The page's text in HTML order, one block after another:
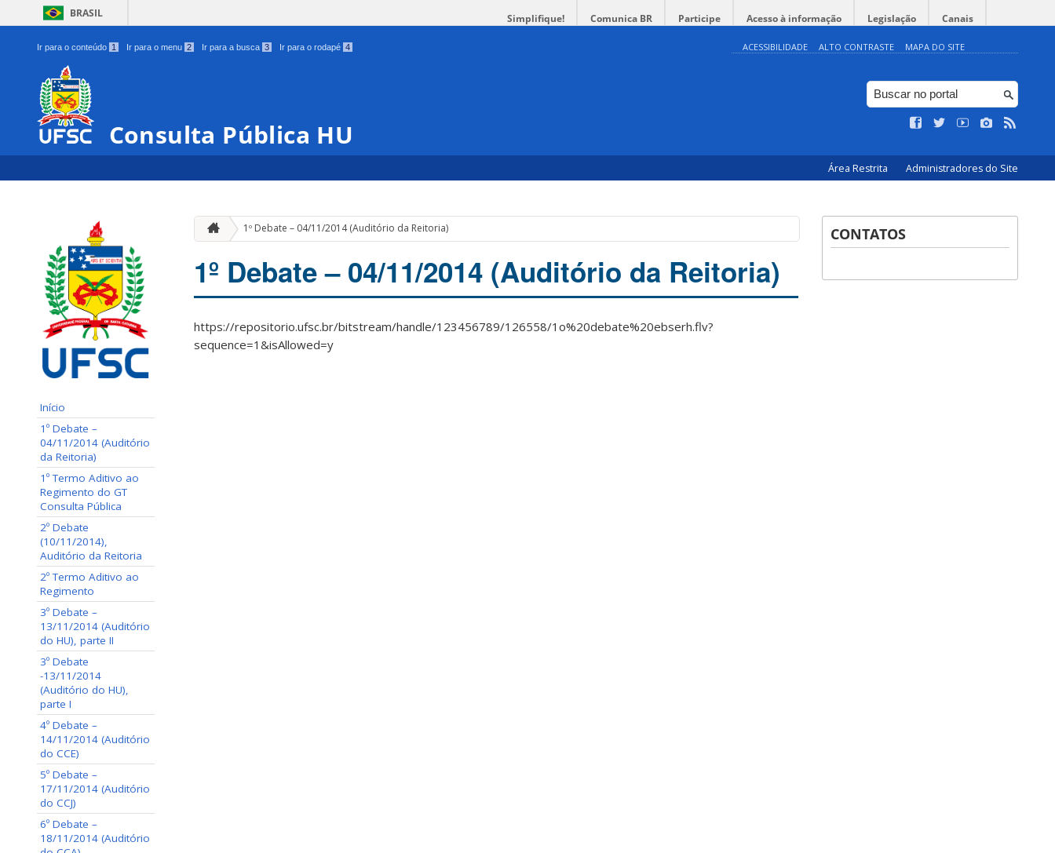
BRASIL Simplifique! Comunica BR Participe Acesso à informação Legislação Canais
Ir para o conteúdo 1 Ir para o menu 2 Ir para a busca 3 Ir para o rodapé 4 ACESSIBILIDADE ALTO CONTRASTE MAPA DO SITE
Consulta Pública HU
Área Restrita Administradores do Site
Início
1º Debate –
04/11/2014 (Auditório
da Reitoria)
1º Termo Aditivo ao
Regimento do GT
Consulta Pública
2º Debate
(10/11/2014),
Auditório da Reitoria
2º Termo Aditivo ao
Regimento
3º Debate –
13/11/2014 (Auditório
do HU), parte II
3º Debate
-13/11/2014
(Auditório do HU),
parte I
4º Debate –
14/11/2014 (Auditório
do CCE)
5º Debate –
17/11/2014 (Auditório
do CCJ)
6º Debate –
18/11/2014 (Auditório
1º Debate – 04/11/2014 (Auditório da Reitoria)
1º Debate – 04/11/2014 (Auditório da Reitoria)
https://repositorio.ufsc.br/bitstream/handle/123456789/126558/1o%20debate%20ebserh.flv?
sequence=1&isAllowed=y
CONTATOS